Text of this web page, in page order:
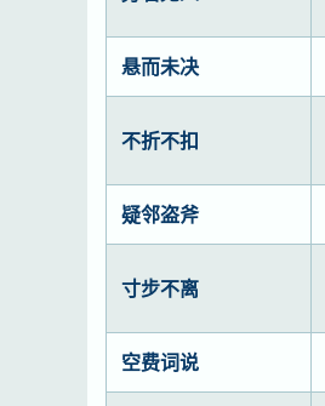
悬而未决
不折不扣
疑邻盗斧
寸步不离
空费词说